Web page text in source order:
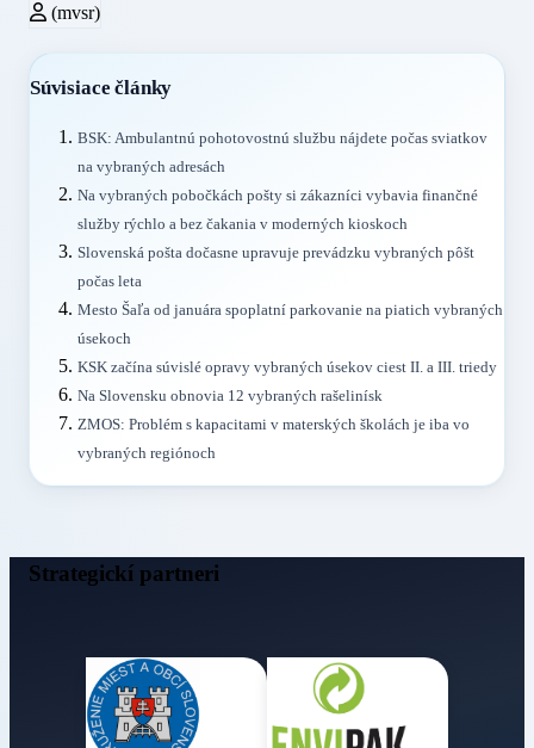
(mvsr)
Súvisiace články
BSK: Ambulantnú pohotovostnú službu nájdete počas sviatkov
na vybraných adresách
Na vybraných pobočkách pošty si zákazníci vybavia finančné
služby rýchlo a bez čakania v moderných kioskoch
Slovenská pošta dočasne upravuje prevádzku vybraných pôšt
počas leta
Mesto Šaľa od januára spoplatní parkovanie na piatich vybraných
úsekoch
KSK začína súvislé opravy vybraných úsekov ciest II. a III. triedy
Na Slovensku obnovia 12 vybraných rašelinísk
ZMOS: Problém s kapacitami v materských školách je iba vo
vybraných regiónoch
Strategickí partneri